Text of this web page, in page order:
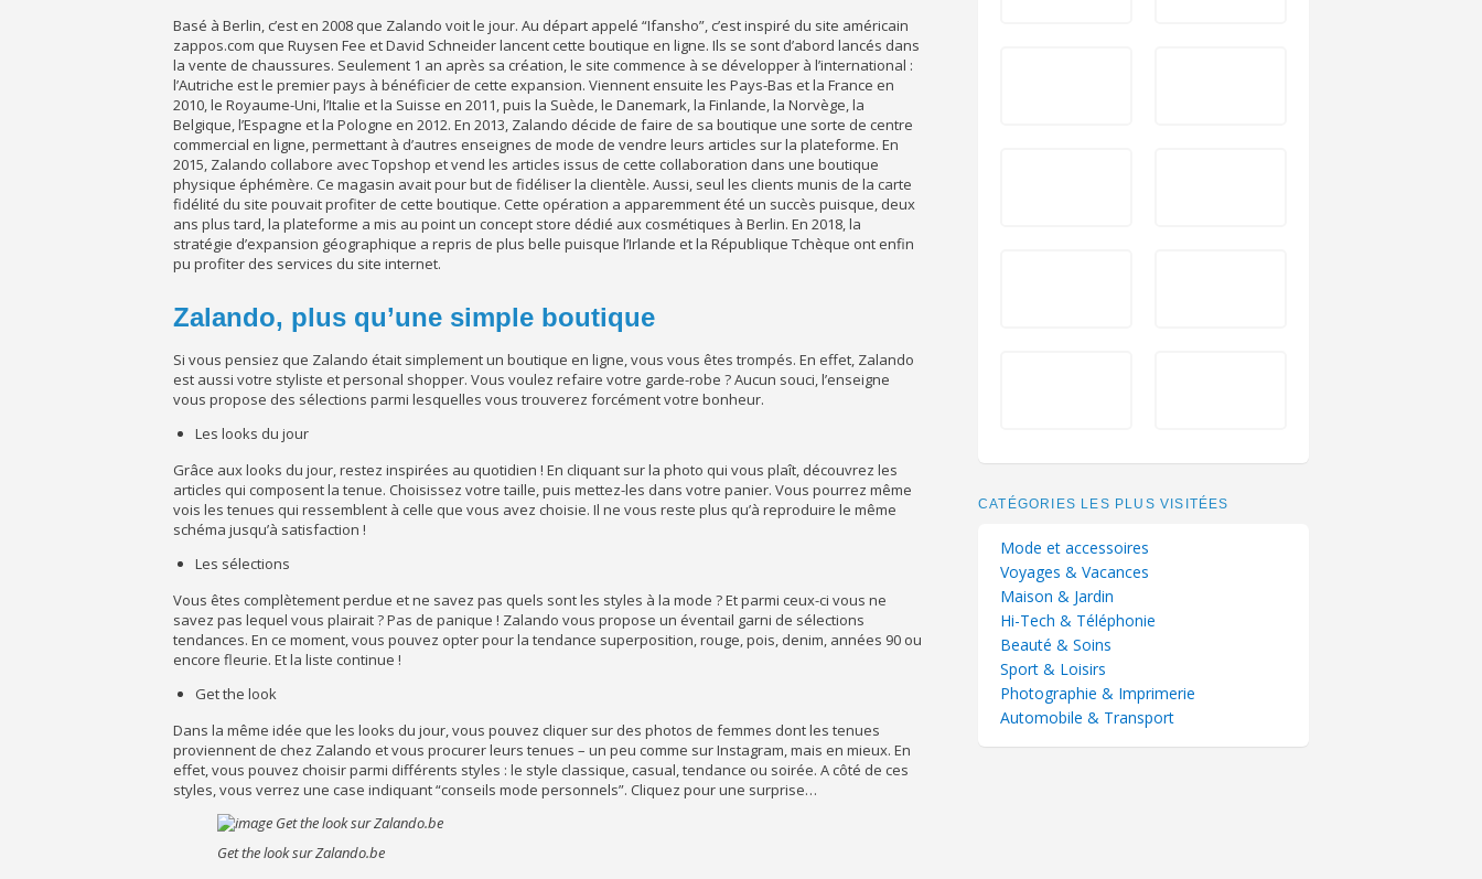
Basé à Berlin, c’est en 2008 que Zalando voit le jour. Au départ appelé “Ifansho”, c’est inspiré du site américain
zappos.com que Ruysen Fee et David Schneider lancent cette boutique en ligne. Ils se sont d’abord lancés dans
la vente de chaussures. Seulement 1 an après sa création, le site commence à se développer à l’international :
l’Autriche est le premier pays à bénéficier de cette expansion. Viennent ensuite les Pays-Bas et la France en
2010, le Royaume-Uni, l’Italie et la Suisse en 2011, puis la Suède, le Danemark, la Finlande, la Norvège, la
Belgique, l’Espagne et la Pologne en 2012. En 2013, Zalando décide de faire de sa boutique une sorte de centre
commercial en ligne, permettant à d’autres enseignes de mode de vendre leurs articles sur la plateforme. En
2015, Zalando collabore avec Topshop et vend les articles issus de cette collaboration dans une boutique
physique éphémère. Ce magasin avait pour but de fidéliser la clientèle. Aussi, seul les clients munis de la carte
fidélité du site pouvait profiter de cette boutique. Cette opération a apparemment été un succès puisque, deux
ans plus tard, la plateforme a mis au point un concept store dédié aux cosmétiques à Berlin. En 2018, la
stratégie d’expansion géographique a repris de plus belle puisque l’Irlande et la République Tchèque ont enfin
pu profiter des services du site internet.
Zalando, plus qu’une simple boutique
Si vous pensiez que Zalando était simplement un boutique en ligne, vous vous êtes trompés. En effet, Zalando
est aussi votre styliste et personal shopper. Vous voulez refaire votre garde-robe ? Aucun souci, l’enseigne
vous propose des sélections parmi lesquelles vous trouverez forcément votre bonheur.
Les looks du jour
Grâce aux looks du jour, restez inspirées au quotidien ! En cliquant sur la photo qui vous plaît, découvrez les
articles qui composent la tenue. Choisissez votre taille, puis mettez-les dans votre panier. Vous pourrez même
vois les tenues qui ressemblent à celle que vous avez choisie. Il ne vous reste plus qu’à reproduire le même
schéma jusqu’à satisfaction !
Les sélections
Vous êtes complètement perdue et ne savez pas quels sont les styles à la mode ? Et parmi ceux-ci vous ne
savez pas lequel vous plairait ? Pas de panique ! Zalando vous propose un éventail garni de sélections
tendances. En ce moment, vous pouvez opter pour la tendance superposition, rouge, pois, denim, années 90 ou
encore fleurie. Et la liste continue !
Get the look
Dans la même idée que les looks du jour, vous pouvez cliquer sur des photos de femmes dont les tenues
proviennent de chez Zalando et vous procurer leurs tenues – un peu comme sur Instagram, mais en mieux. En
effet, vous pouvez choisir parmi différents styles : le style classique, casual, tendance ou soirée. A côté de ces
styles, vous verrez une case indiquant “conseils mode personnels”. Cliquez pour une surprise…
Get the look sur Zalando.be
CATÉGORIES LES PLUS VISITÉES
Mode et accessoires
Voyages & Vacances
Maison & Jardin
Hi-Tech & Téléphonie
Beauté & Soins
Sport & Loisirs
Photographie & Imprimerie
Automobile & Transport